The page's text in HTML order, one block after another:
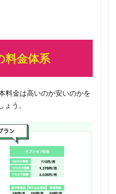
料金体系
料金は高いのか安いのかを
う。